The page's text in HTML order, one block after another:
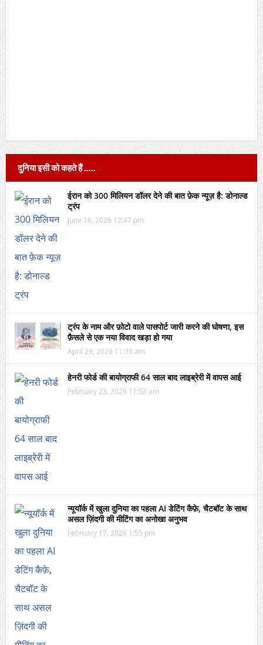
दुनिया इसी को कहते हैं …..
ईरान को 300 मिलियन डॉलर देने की बात फ़ेक न्यूज़ है: डोनाल्ड
ट्रंप
June 16, 2026 12:47 pm
ट्रंप के नाम और फ़ोटो वाले पासपोर्ट जारी करने की घोषणा, इस
फ़ैसले से एक नया विवाद खड़ा हो गया
April 29, 2026 11:33 am
हेनरी फोर्ड की बायोग्राफी 64 साल बाद लाइब्रेरी में वापस आई
February 23, 2026 11:53 am
न्यूयॉर्क में खुला दुनिया का पहला AI डेटिंग कैफ़े, चैटबॉट के साथ
असल ज़िंदगी की मीटिंग का अनोखा अनुभव
February 17, 2026 1:55 pm